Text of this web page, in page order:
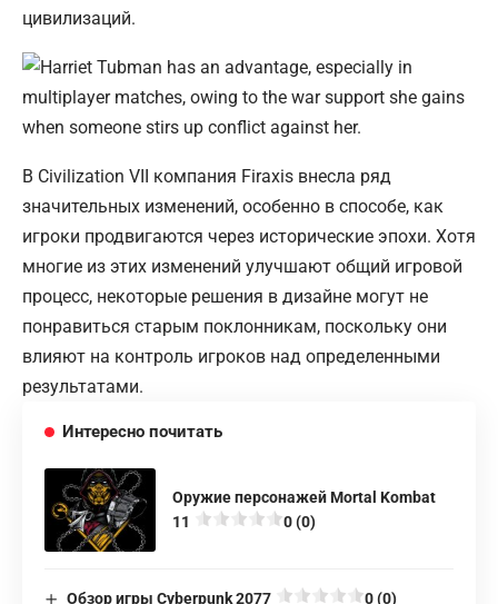
цивилизаций.
В Civilization VII компания Firaxis внесла ряд
значительных изменений, особенно в способе, как
игроки продвигаются через исторические эпохи. Хотя
многие из этих изменений улучшают общий игровой
процесс, некоторые решения в дизайне могут не
понравиться старым поклонникам, поскольку они
влияют на контроль игроков над определенными
результатами.
Интересно почитать
Оружие персонажей Mortal Kombat
11
0 (0)
Обзор игры Cyberpunk 2077 0 (0)